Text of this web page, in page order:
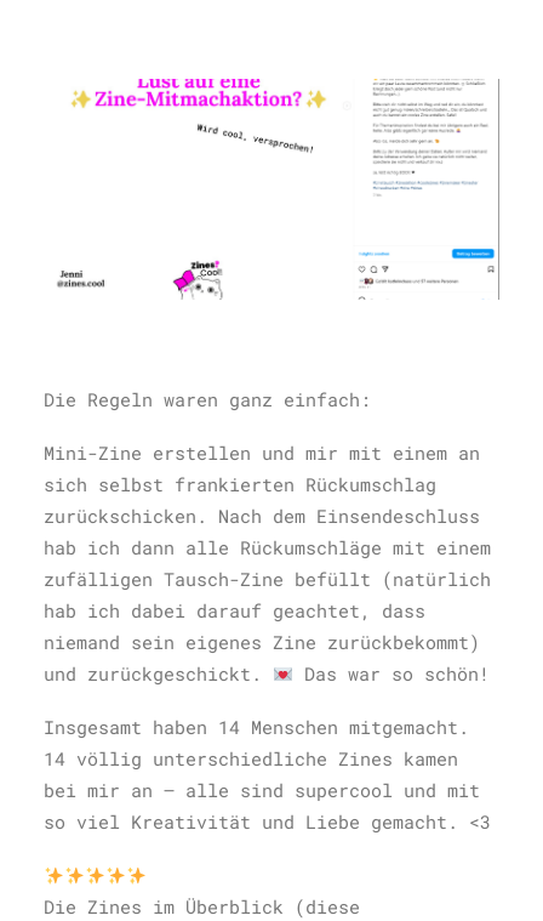
Die Regeln waren ganz einfach:
Mini-Zine erstellen und mir mit einem an
sich selbst frankierten Rückumschlag
zurückschicken. Nach dem Einsendeschluss
hab ich dann alle Rückumschläge mit einem
zufälligen Tausch-Zine befüllt (natürlich
hab ich dabei darauf geachtet, dass
niemand sein eigenes Zine zurückbekommt)
und zurückgeschickt.
Das war so schön!
Insgesamt haben 14 Menschen mitgemacht.
14 völlig unterschiedliche Zines kamen
bei mir an – alle sind supercool und mit
so viel Kreativität und Liebe gemacht. <3
Die Zines im Überblick (diese